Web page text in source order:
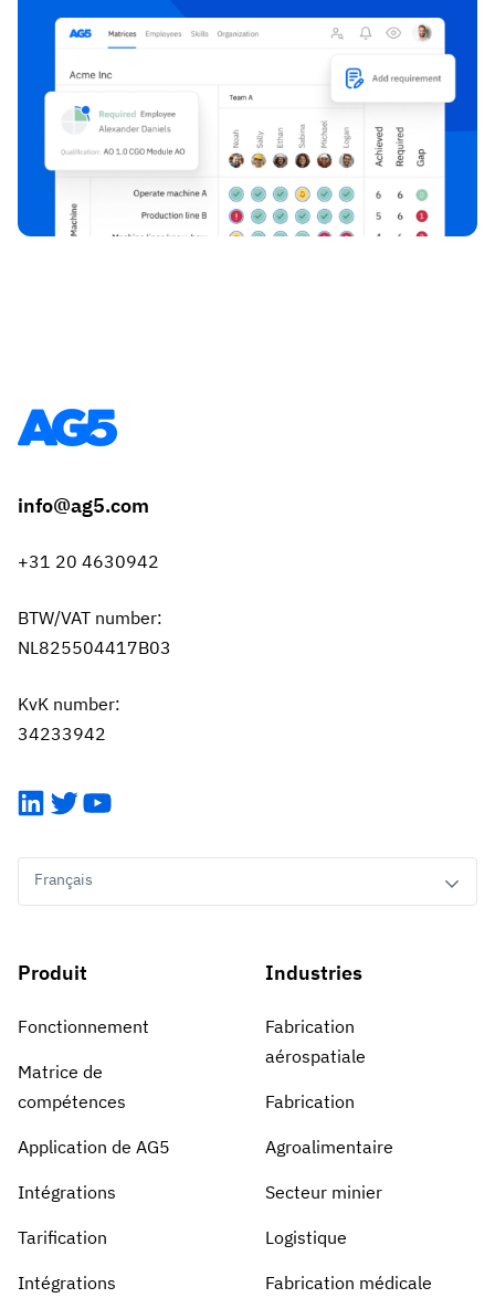
info@ag5.com
+31 20 4630942
BTW/VAT number:
NL825504417B03
KvK number:
34233942
LinkedIn
TwitterYouTube
Français
Produit
Fonctionnement
Matrice de
compétences
Application de AG5
Intégrations
Tarification
Intégrations
Industries
Fabrication
aérospatiale
Fabrication
Agroalimentaire
Secteur minier
Logistique
Fabrication médicale